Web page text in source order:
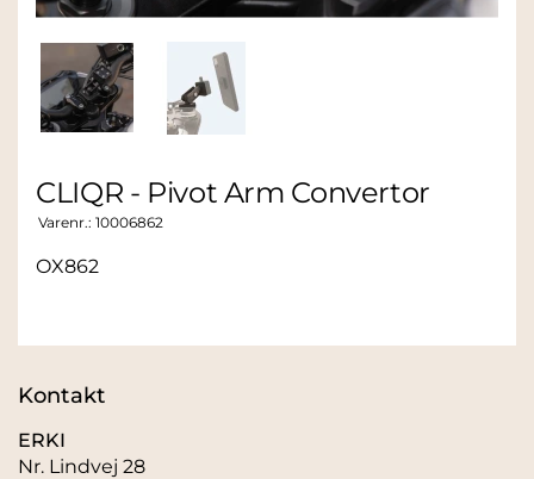
CLIQR - Pivot Arm Convertor
Varenr.: 10006862
OX862
Kontakt
ERKI
Nr. Lindvej 28